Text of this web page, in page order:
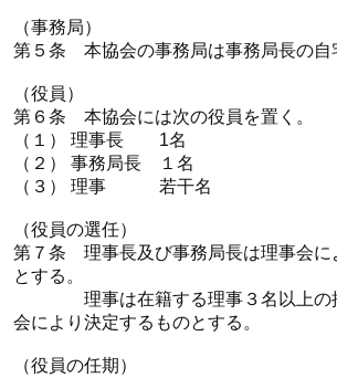
（事務局）
第５条 本協会の事務局は事務局長の自
（役員）
第６条 本協会には次の役員を置く。
（１） 理事長 1名
（２） 事務局長 １名
（３） 理事 若干名
（役員の選任）
第７条 理事長及び事務局長は理事会に
とする。
理事は在籍する理事３名以上の推
会により決定するものとする。
（役員の任期）